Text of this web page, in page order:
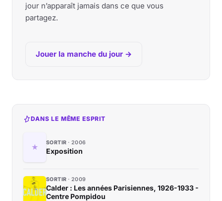
jour n’apparaît jamais dans ce que vous
partagez.
Jouer la manche du jour →
DANS LE MÊME ESPRIT
SORTIR 2006
Exposition
SORTIR 2009
Calder : Les années Parisiennes, 1926-1933 -
Centre Pompidou